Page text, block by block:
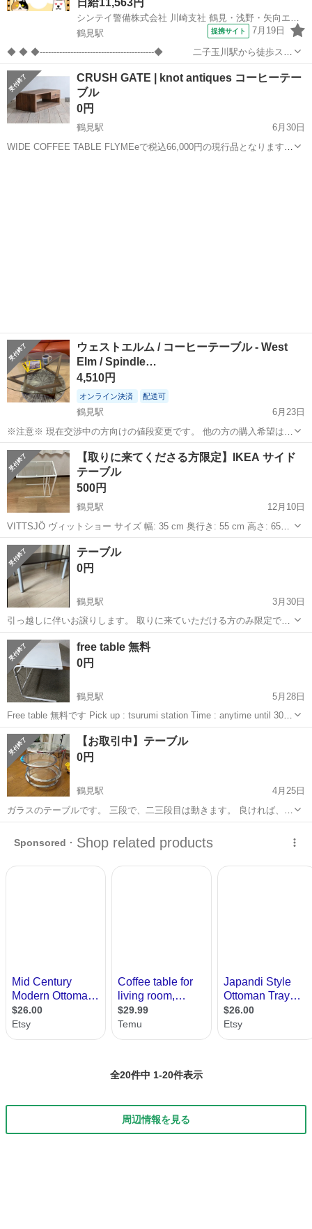
鶴見駅
提携サイト 7月19日
◆ ◆ ◆-----------------------------------------◆ 二子玉川駅から徒歩スグ
の オフィスビルでの施設警備のお仕事！ ◆--------------------------...
神奈川 横浜市 鶴見駅 警備員
CRUSH GATE | knot antiques コーヒーテー
ブル
0円
鶴見駅
6月30日
WIDE COFFEE TABLE FLYMEeで税込66,000円の現行品となります。
ウェストエルム / コーヒーテーブル - West
Elm / Spindle…
4,510円
オンライン決済 配送可
鶴見駅
6月23日
※注意※ 現在交渉中の方向けの値段変更です。 他の方の購入希望は受
付できません。 --- ご覧いただきありがとうございます。 ※本人認証
いたしました。 新しいコーヒーテーブルに購入するため出品します。
...
神奈川 横浜市 鶴見駅 テーブル ガラス
【取りに来てくださる方限定】IKEA サイド
テーブル
500円
鶴見駅
12月10日
VITTSJÖ ヴィットショー サイズ 幅: 35 cm 奥行き: 55 cm 高さ: 65
cm 最大荷重: 15 kg 定価 ¥2,999 品番 703.034.47 素材 基本素材:ス
チール, エポキシ/ポリエ...
神奈川 横浜市 鶴見駅
テーブル
0円
鶴見駅
3月30日
引っ越しに伴いお譲りします。 取りに来ていただける方のみ限定でお
願いいたします。
神奈川 横浜市 テーブル
free table 無料
0円
鶴見駅
5月28日
Free table 無料です Pick up : tsurumi station Time : anytime until 30th
場所 : 鶴見駅/ 横浜市 日時: 30日まで
神奈川 横浜市 鶴見駅 テーブル
【お取引中】テーブル
0円
鶴見駅
4月25日
ガラスのテーブルです。 三段で、二三段目は動きます。 良ければ、も
らってください。
全20件中 1-20件表示
周辺情報を見る